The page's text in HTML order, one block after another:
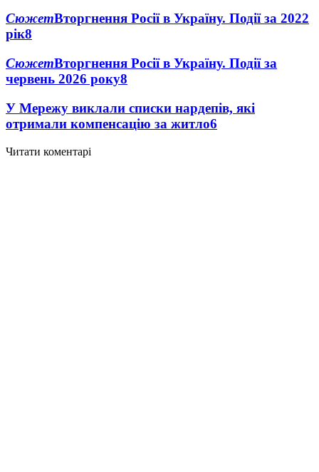
СюжетВторгнення Росії в Україну. Події за 2022
рік8
СюжетВторгнення Росії в Україну. Події за
червень 2026 року8
У Мережу виклали списки нардепів, які
отримали компенсацію за житло6
Читати коментарі